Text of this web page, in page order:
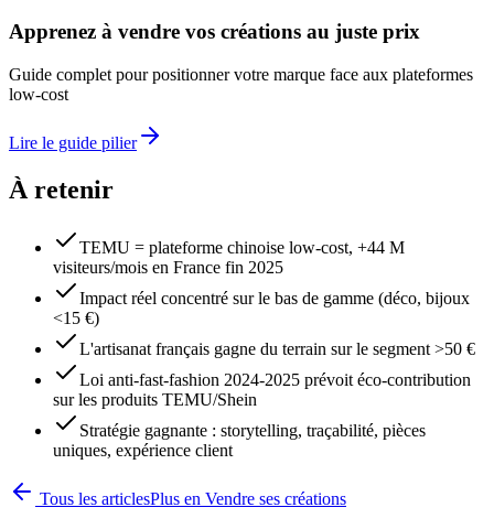
Apprenez à vendre vos créations au juste prix
Guide complet pour positionner votre marque face aux plateformes
low-cost
Lire le guide pilier
À retenir
TEMU = plateforme chinoise low-cost, +44 M
visiteurs/mois en France fin 2025
Impact réel concentré sur le bas de gamme (déco, bijoux
<15 €)
L'artisanat français gagne du terrain sur le segment >50 €
Loi anti-fast-fashion 2024-2025 prévoit éco-contribution
sur les produits TEMU/Shein
Stratégie gagnante : storytelling, traçabilité, pièces
uniques, expérience client
Tous les articlesPlus en Vendre ses créations